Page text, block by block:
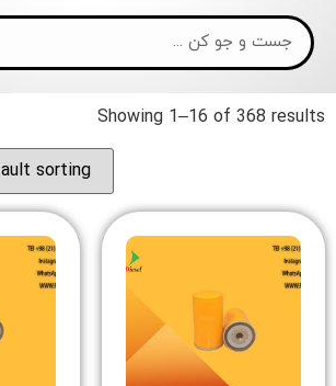
Showing 1–16 of 368 results